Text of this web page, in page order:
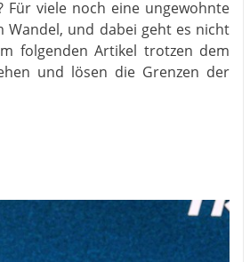
Für viele noch eine ungewohnte
Wandel, und dabei geht es nicht
folgenden Artikel trotzen dem
und lösen die Grenzen der